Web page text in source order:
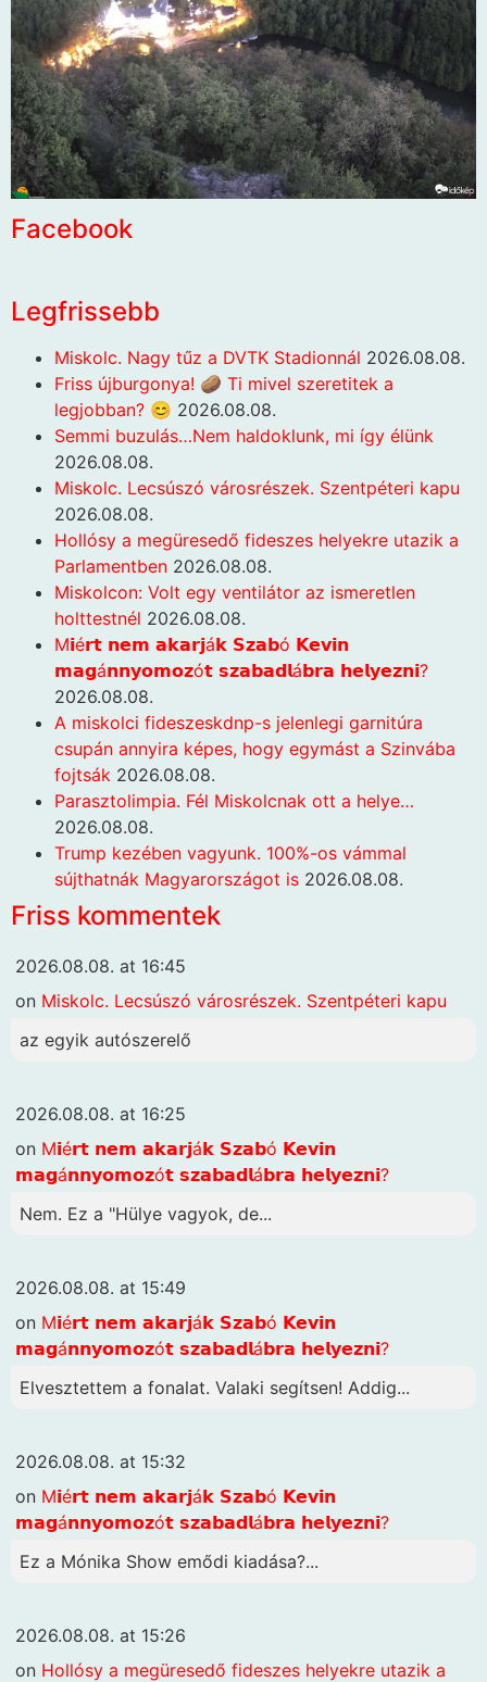
Facebook
Legfrissebb
Miskolc. Nagy tűz a DVTK Stadionnál 2026.08.08.
Friss újburgonya! 🥔 Ti mivel szeretitek a
legjobban? 😊 2026.08.08.
Semmi buzulás…Nem haldoklunk, mi így élünk
2026.08.08.
Miskolc. Lecsúszó városrészek. Szentpéteri kapu
2026.08.08.
Hollósy a megüresedő fideszes helyekre utazik a
Parlamentben 2026.08.08.
Miskolcon: Volt egy ventilátor az ismeretlen
holttestnél 2026.08.08.
M𝗶é𝗿𝘁 𝗻𝗲𝗺 𝗮𝗸𝗮𝗿𝗷á𝗸 𝗦𝘇𝗮𝗯ó 𝗞𝗲𝘃𝗶𝗻
𝗺𝗮𝗴á𝗻𝗻𝘆𝗼𝗺𝗼𝘇ó𝘁 𝘀𝘇𝗮𝗯𝗮𝗱𝗹á𝗯𝗿𝗮 𝗵𝗲𝗹𝘆𝗲𝘇𝗻𝗶?
2026.08.08.
A miskolci fideszeskdnp-s jelenlegi garnitúra
csupán annyira képes, hogy egymást a Szinvába
fojtsák 2026.08.08.
Parasztolimpia. Fél Miskolcnak ott a helye…
2026.08.08.
Trump kezében vagyunk. 100%-os vámmal
sújthatnák Magyarországot is 2026.08.08.
Friss kommentek
2026.08.08. at 16:45
on Miskolc. Lecsúszó városrészek. Szentpéteri kapu
az egyik autószerelő
2026.08.08. at 16:25
on M𝗶é𝗿𝘁 𝗻𝗲𝗺 𝗮𝗸𝗮𝗿𝗷á𝗸 𝗦𝘇𝗮𝗯ó 𝗞𝗲𝘃𝗶𝗻
𝗺𝗮𝗴á𝗻𝗻𝘆𝗼𝗺𝗼𝘇ó𝘁 𝘀𝘇𝗮𝗯𝗮𝗱𝗹á𝗯𝗿𝗮 𝗵𝗲𝗹𝘆𝗲𝘇𝗻𝗶?
Nem. Ez a "Hülye vagyok, de...
2026.08.08. at 15:49
on M𝗶é𝗿𝘁 𝗻𝗲𝗺 𝗮𝗸𝗮𝗿𝗷á𝗸 𝗦𝘇𝗮𝗯ó 𝗞𝗲𝘃𝗶𝗻
𝗺𝗮𝗴á𝗻𝗻𝘆𝗼𝗺𝗼𝘇ó𝘁 𝘀𝘇𝗮𝗯𝗮𝗱𝗹á𝗯𝗿𝗮 𝗵𝗲𝗹𝘆𝗲𝘇𝗻𝗶?
Elvesztettem a fonalat. Valaki segítsen! Addig...
2026.08.08. at 15:32
on M𝗶é𝗿𝘁 𝗻𝗲𝗺 𝗮𝗸𝗮𝗿𝗷á𝗸 𝗦𝘇𝗮𝗯ó 𝗞𝗲𝘃𝗶𝗻
𝗺𝗮𝗴á𝗻𝗻𝘆𝗼𝗺𝗼𝘇ó𝘁 𝘀𝘇𝗮𝗯𝗮𝗱𝗹á𝗯𝗿𝗮 𝗵𝗲𝗹𝘆𝗲𝘇𝗻𝗶?
Ez a Mónika Show emődi kiadása?...
2026.08.08. at 15:26
on Hollósy a megüresedő fideszes helyekre utazik a